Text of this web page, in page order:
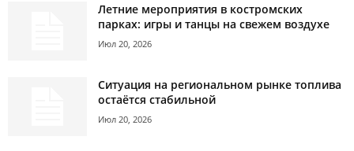
Летние мероприятия в костромских
парках: игры и танцы на свежем воздухе
Июл 20, 2026
Ситуация на региональном рынке топлива
остаётся стабильной
Июл 20, 2026